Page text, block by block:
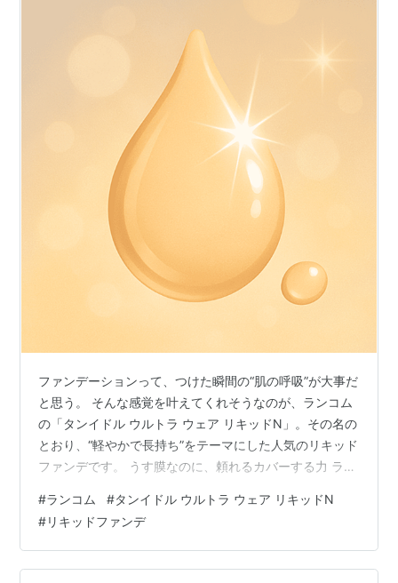
ファンデーションって、つけた瞬間の“肌の呼吸”が大事だ
と思う。 そんな感覚を叶えてくれそうなのが、ランコム
の「タンイドル ウルトラ ウェア リキッドN」。その名の
とおり、“軽やかで長持ち”をテーマにした人気のリキッド
ファンデです。 うす膜なのに、頼れるカバーする力 ラン
の両立。 薄膜密着テクノロジーを採用していて、少量で
もスッと伸びて肌にフィット。 毛穴や色ムラを自然にカ
バーしながらも、重ねても厚ぼったくならないのがポイ
ントです。 心地よく呼吸するような仕上がり SPF48／
#ランコム #タンイドル ウルトラ ウェア リキッドN
#リキッドファンデ